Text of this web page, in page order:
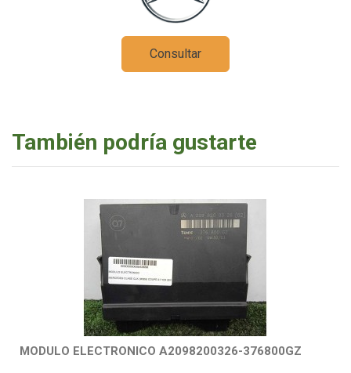
Consultar
También podría gustarte
MODULO ELECTRONICO A2098200326-376800GZ